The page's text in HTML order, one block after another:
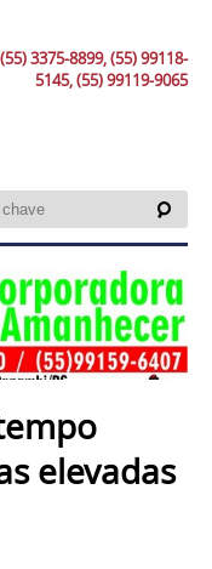
(55) 3375-8899, (55) 99118-
5145, (55) 99119-9065
elevadas